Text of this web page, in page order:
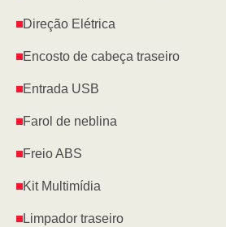
Direção Elétrica
Encosto de cabeça traseiro
Entrada USB
Farol de neblina
Freio ABS
Kit Multimídia
Limpador traseiro